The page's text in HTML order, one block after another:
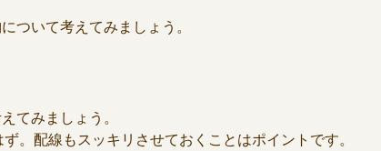
ついて考えてみましょう。
てみましょう。
。配線もスッキリさせておくことはポイントです。